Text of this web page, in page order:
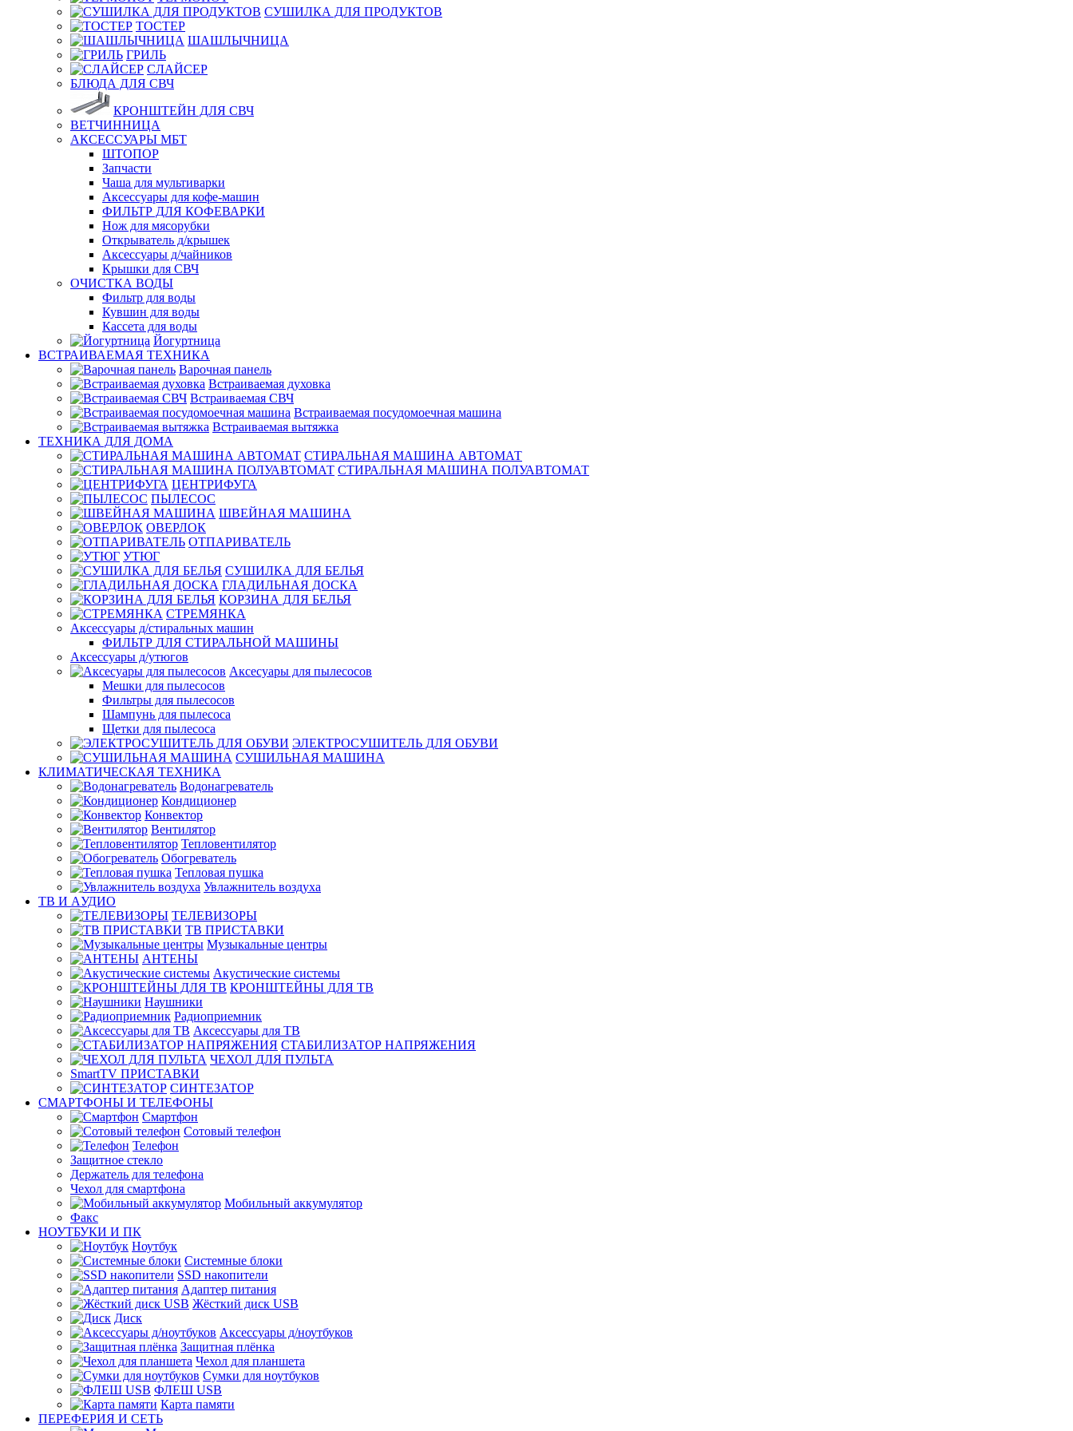
СУШИЛКА ДЛЯ ПРОДУКТОВ
ТОСТЕР
ШАШЛЫЧНИЦА
ГРИЛЬ
СЛАЙСЕР
БЛЮДА ДЛЯ СВЧ
КРОНШТЕЙН ДЛЯ СВЧ
ВЕТЧИННИЦА
АКСЕССУАРЫ МБТ
ШТОПОР
Запчасти
Чаша для мультиварки
Аксессуары для кофе-машин
ФИЛЬТР ДЛЯ КОФЕВАРКИ
Нож для мясорубки
Открыватель д/крышек
Аксессуары д/чайников
Крышки для СВЧ
ОЧИСТКА ВОДЫ
Фильтр для воды
Кувшин для воды
Кассета для воды
Йогуртница
ВСТРАИВАЕМАЯ ТЕХНИКА
Варочная панель
Встраиваемая духовка
Встраиваемая СВЧ
Встраиваемая посудомоечная машина
Встраиваемая вытяжка
ТЕХНИКА ДЛЯ ДОМА
СТИРАЛЬНАЯ МАШИНА АВТОМАТ
СТИРАЛЬНАЯ МАШИНА ПОЛУАВТОМАТ
ЦЕНТРИФУГА
ПЫЛЕСОС
ШВЕЙНАЯ МАШИНА
ОВЕРЛОК
ОТПАРИВАТЕЛЬ
УТЮГ
СУШИЛКА ДЛЯ БЕЛЬЯ
ГЛАДИЛЬНАЯ ДОСКА
КОРЗИНА ДЛЯ БЕЛЬЯ
СТРЕМЯНКА
Аксессуары д/стиральных машин
ФИЛЬТР ДЛЯ СТИРАЛЬНОЙ МАШИНЫ
Аксессуары д/утюгов
Аксесуары для пылесосов
Мешки для пылесосов
Фильтры для пылесосов
Шампунь для пылесоса
Щетки для пылесоса
ЭЛЕКТРОСУШИТЕЛЬ ДЛЯ ОБУВИ
СУШИЛЬНАЯ МАШИНА
КЛИМАТИЧЕСКАЯ ТЕХНИКА
Водонагреватель
Кондиционер
Конвектор
Вентилятор
Тепловентилятор
Обогреватель
Тепловая пушка
Увлажнитель воздуха
ТВ И AУДИО
ТЕЛЕВИЗОРЫ
ТВ ПРИСТАВКИ
Музыкальные центры
АНТЕНЫ
Акустические системы
КРОНШТЕЙНЫ ДЛЯ ТВ
Наушники
Радиоприемник
Аксессуары для ТВ
СТАБИЛИЗАТОР НАПРЯЖЕНИЯ
ЧЕХОЛ ДЛЯ ПУЛЬТА
SmartTV ПРИСТАВКИ
СИНТЕЗАТОР
СМАРТФОНЫ И ТЕЛЕФОНЫ
Смартфон
Сотовый телефон
Телефон
Защитное стекло
Держатель для телефона
Чехол для смартфона
Мобильный аккумулятор
Факс
НОУТБУКИ И ПК
Ноутбук
Системные блоки
SSD накопители
Адаптер питания
Жёсткий диск USB
Диск
Аксессуары д/ноутбуков
Защитная плёнка
Чехол для планшета
Сумки для ноутбуков
ФЛЕШ USB
Карта памяти
ПЕРЕФЕРИЯ И СЕТЬ